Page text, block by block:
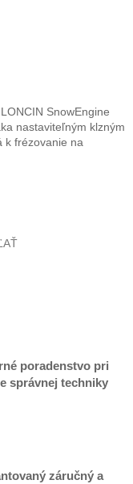
SnowEngine
nastaviteľným klzným
k frézovanie na
poradenstvo pri
správnej techniky
záručný a